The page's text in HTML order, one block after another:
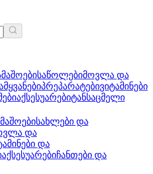
საწოლებიმოვლა და
პრეპარატებივიტამინები
აქსესუარებიტანსაცმელი
სახლები და
და
და
აქსესუარებიჩანთები და